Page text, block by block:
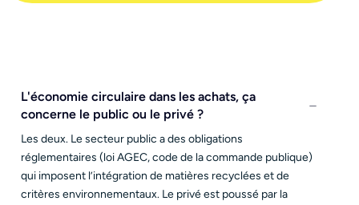
L'économie circulaire dans les achats, ça
concerne le public ou le privé ?
Les deux. Le secteur public a des obligations
réglementaires (loi AGEC, code de la commande publique)
qui imposent l’intégration de matières recyclées et de
critères environnementaux. Le privé est poussé par la